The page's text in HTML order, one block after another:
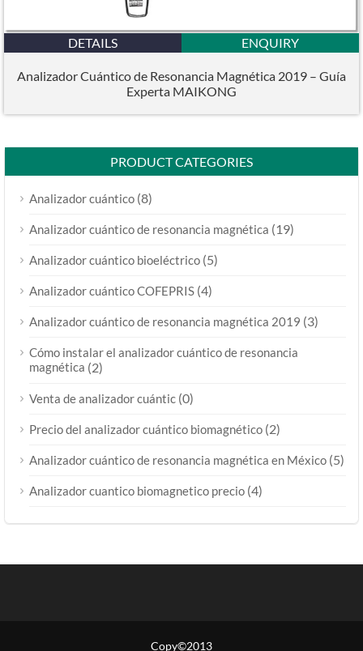
DETAILS ENQUIRY
Analizador Cuántico de Resonancia Magnética 2019 – Guía
Experta MAIKONG
PRODUCT CATEGORIES
Analizador cuántico​ (8)
Analizador cuántico de resonancia magnética (19)
Analizador cuántico bioeléctrico (5)
Analizador cuántico COFEPRIS (4)
Analizador cuántico de resonancia magnética 2019 (3)
Cómo instalar el analizador cuántico de resonancia
magnética (2)
Venta de analizador cuántic (0)
Precio del analizador cuántico biomagnético (2)
Analizador cuántico de resonancia magnética en México (5)
Analizador cuantico biomagnetico precio (4)
Copy©2013